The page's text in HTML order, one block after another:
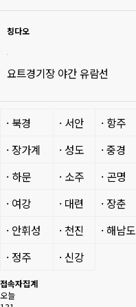
칭다오
요트경기장 야간 유람선
· 북경 · 서안 · 항주
· 장가계
· 성도 · 중경
· 하문
· 소주 · 곤명
· 여강
· 대련 · 장춘
· 안휘성
· 천진 · 해남도
· 정주
· 신강
접속자집계
오늘